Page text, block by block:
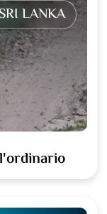
SRI LANKA